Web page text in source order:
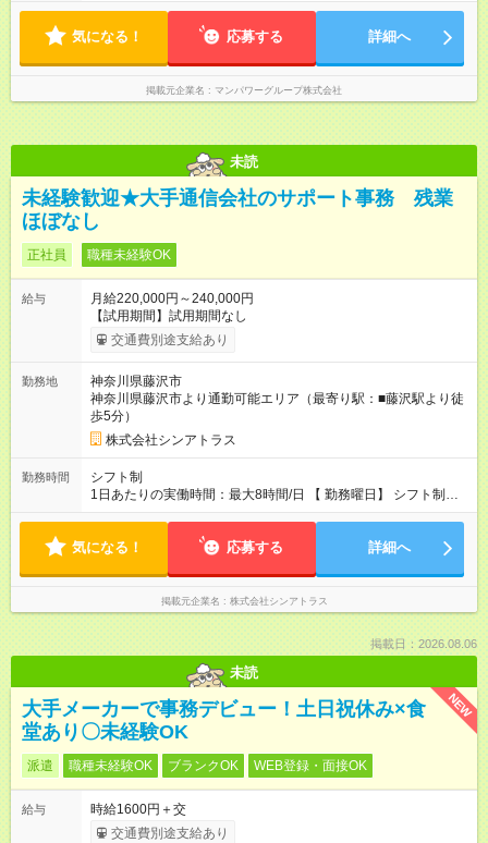
気になる！ 応募する 詳細へ
掲載元企業名 マンパワーグループ株式会社
未読
未経験歓迎★大手通信会社のサポート事務 残業
ほぼなし
正社員 職種未経験OK
給与
月給220,000円～240,000円
【試用期間】試用期間なし
交通費別途支給あり
勤務地
神奈川県藤沢市
神奈川県藤沢市より通勤可能エリア（最寄り駅：■藤沢駅より徒
歩5分）
株式会社シンアトラス
勤務時間
シフト制
1日あたりの実働時間：最大8時間/日 【 勤務曜日】 シフト制
土日祝含む週５日勤務 【 勤務時間 】 ・ 9：00～20：00（実働
気になる！ 応募する 詳細へ
掲載元企業名 株式会社シンアトラス
掲載日：2026.08.06
未読
NEW
大手メーカーで事務デビュー！土日祝休み×食
堂あり〇未経験OK
派遣 職種未経験OK ブランクOK WEB登録・面接OK
給与
時給1600円＋交
交通費別途支給あり